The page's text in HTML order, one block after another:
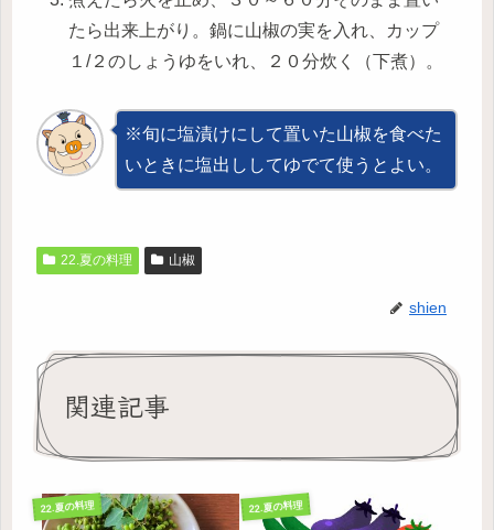
たら出来上がり。鍋に山椒の実を入れ、カップ
１/２のしょうゆをいれ、２０分炊く（下煮）。
※旬に塩漬けにして置いた山椒を食べた
いときに塩出ししてゆでて使うとよい。
22.夏の料理 山椒
shien
関連記事
22.夏の料理 22.夏の料理